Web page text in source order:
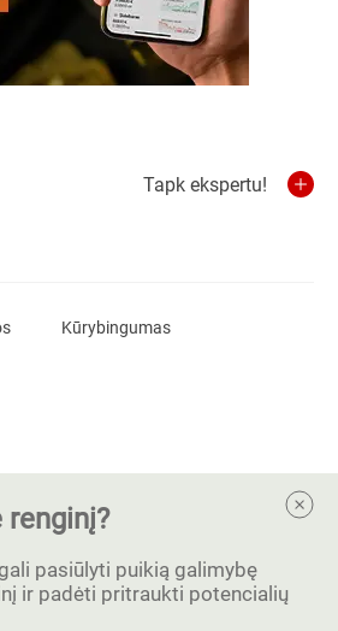
Tapk ekspertu!
Kūrybingumas
renginį?
pasiūlyti puikią galimybę
ir padėti pritraukti potencialių